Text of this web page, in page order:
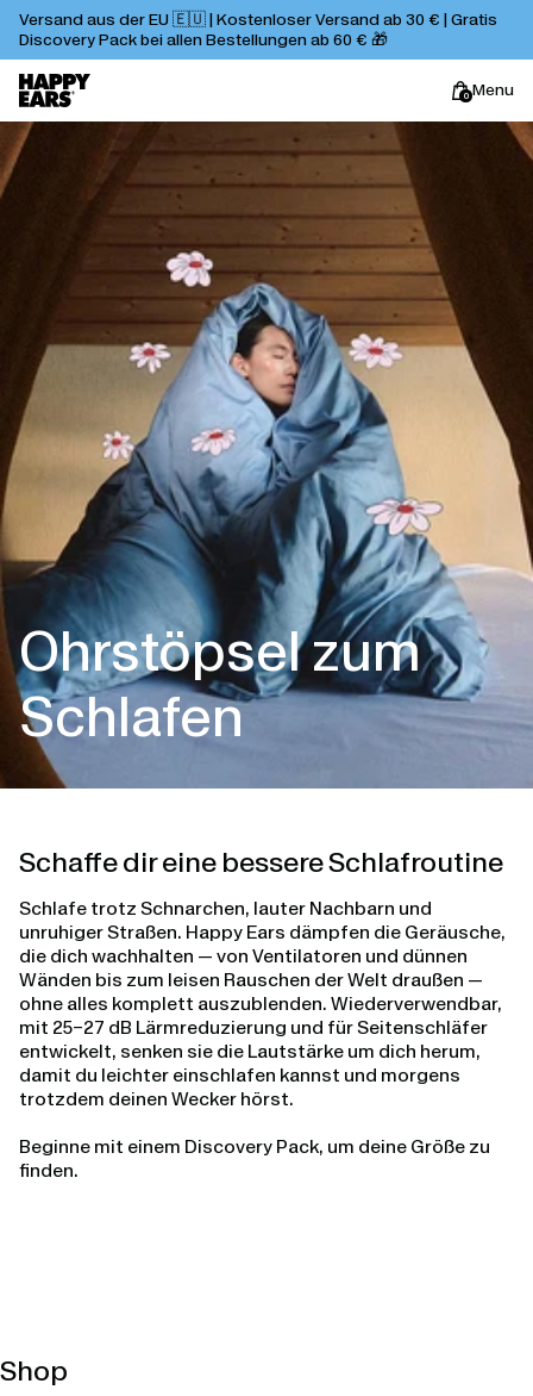
Versand aus der EU 🇪🇺 | Kostenloser Versand ab 30 € | Gratis
Discovery Pack bei allen Bestellungen ab 60 € 🎁
0 Menu
Ohrstöpsel zum
Schlafen
Schaffe dir eine bessere Schlafroutine
Schlafe trotz Schnarchen, lauter Nachbarn und
unruhiger Straßen. Happy Ears dämpfen die Geräusche,
die dich wachhalten — von Ventilatoren und dünnen
Wänden bis zum leisen Rauschen der Welt draußen —
ohne alles komplett auszublenden. Wiederverwendbar,
mit 25–27 dB Lärmreduzierung und für Seitenschläfer
entwickelt, senken sie die Lautstärke um dich herum,
damit du leichter einschlafen kannst und morgens
trotzdem deinen Wecker hörst.
Beginne mit einem Discovery Pack, um deine Größe zu
finden.
Shop